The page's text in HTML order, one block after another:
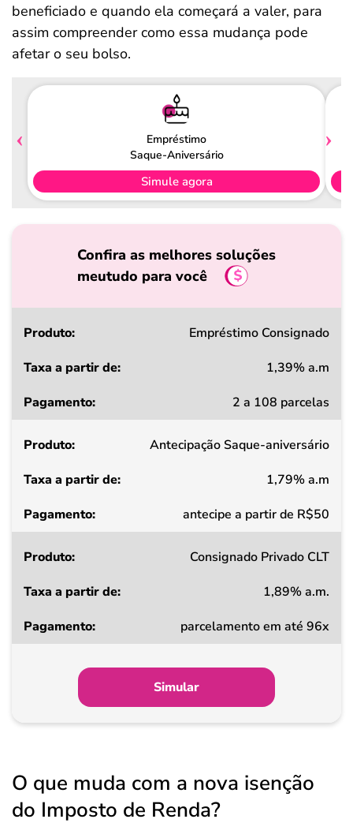
beneficiado e quando ela começará a valer, para
assim compreender como essa mudança pode
afetar o seu bolso.
Empréstimo
Saque-Aniversário
Simule agora
Confira as melhores soluções
meutudo para você
Produto
a
de
Pagamento
Empréstimo Consignado
1,39% a.m
2 a 108 parcelas
Antecipação Saque-aniversário
1,79% a.m
antecipe a partir de R$50
Consignado Privado CLT
1,89% a.m.
parcelamento em até 96x
Simular
O que muda com a nova isenção
do Imposto de Renda?